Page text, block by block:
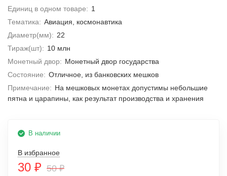
Единиц в одном товаре: 1
Тематика: Авиация, космонавтика
Диаметр(мм): 22
Тираж(шт): 10 млн
Монетный двор: Монетный двор государства
Состояние: Отличное, из банковских мешков
Примечание: На мешковых монетах допустимы небольшие
пятна и царапины, как результат производства и хранения
В наличии
В избранное
30 ₽ 50₽